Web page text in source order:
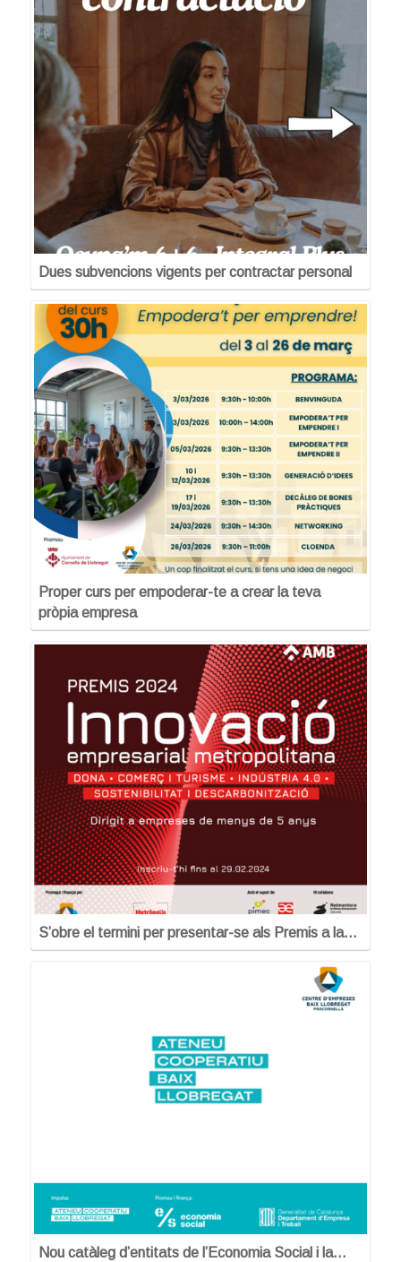
Dues subvencions vigents per contractar personal
Proper curs per empoderar-te a crear la teva
pròpia empresa
S’obre el termini per presentar-se als Premis a la…
Nou catàleg d’entitats de l’Economia Social i la…